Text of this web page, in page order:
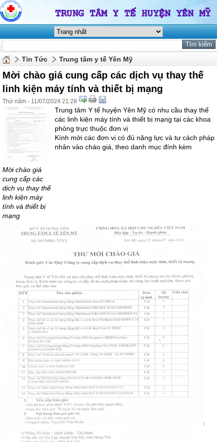
Tin Tức Trung tâm y tế Yên Mỹ
Mời chào giá cung cấp các dịch vụ thay thế
linh kiện máy tính và thiết bị mạng
Thứ năm - 11/07/2024 21:28
Mời chào giá
cung cấp các
dịch vụ thay thế
linh kiện máy
tính và thiết bị
mạng
Trung tâm Y tế huyện Yên Mỹ có nhu cầu thay thế
các linh kiện máy tính và thiết bị mạng tại các khoa
phòng trực thuộc đơn vị
Kính mời các đơn vị có đủ năng lực và tư cách pháp
nhân vào cháo giá, theo danh mục đính kèm